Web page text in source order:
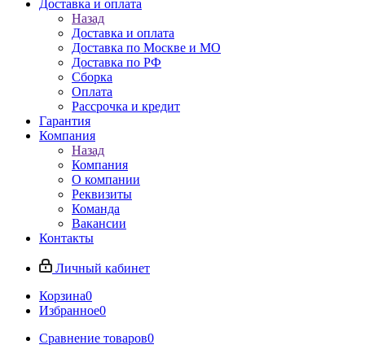
Доставка и оплата
Назад
Доставка и оплата
Доставка по Москве и МО
Доставка по РФ
Сборка
Оплата
Рассрочка и кредит
Гарантия
Компания
Назад
Компания
О компании
Реквизиты
Команда
Вакансии
Контакты
Личный кабинет
Корзина0
Избранное0
Сравнение товаров0